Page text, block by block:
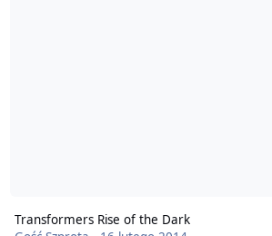
Transformers Rise of the Dark